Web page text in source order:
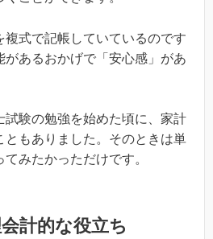
複式で記帳していているのです
があるおかげで「安心感」があ
試験の勉強を始めた頃に、家計
ともありました。そのときは単
みたかっただけです。
計的な役立ち